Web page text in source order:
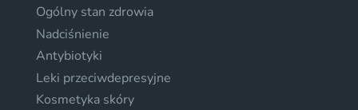
Ogólny stan zdrowia
Nadciśnienie
Antybiotyki
Leki przeciwdepresyjne
Kosmetyka skóry